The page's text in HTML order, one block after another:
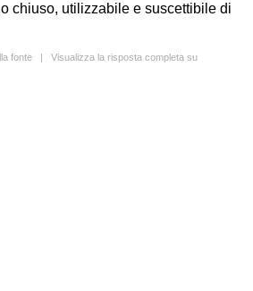
chiuso, utilizzabile e suscettibile di
fonte | Visualizza la risposta completa su